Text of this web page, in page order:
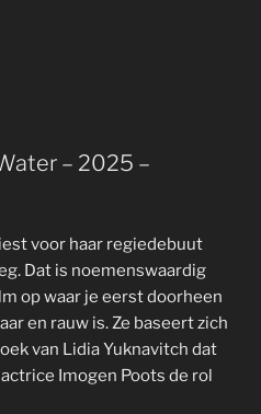
– 2025 –
voor haar regiedebuut
Dat is noemenswaardig
op waar je eerst doorheen
en rauw is. Ze baseert zich
van Lidia Yuknavitch dat
Imogen Poots de rol